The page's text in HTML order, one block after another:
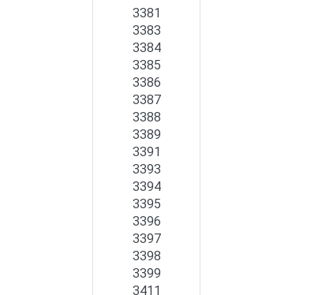
3381
3383
3384
3385
3386
3387
3388
3389
3391
3393
3394
3395
3396
3397
3398
3399